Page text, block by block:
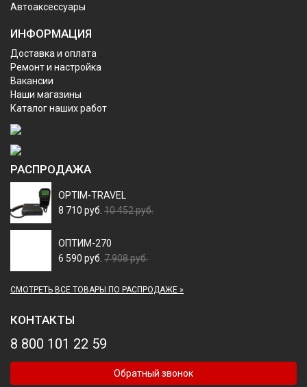
Автоаксессуары
ИНФОРМАЦИЯ
Доставка и оплата
Ремонт и настройка
Вакансии
Наши магазины
Каталог наших работ
РАСПРОДАЖА
OPTIM-TRAVEL
8 710 руб. 10 452 руб.
ОПТИМ-270
6 590 руб. 7 908 руб.
СМОТРЕТЬ ВСЕ ТОВАРЫ ПО РАСПРОДАЖЕ »
КОНТАКТЫ
8 800 101 22 59
Обратный звонок